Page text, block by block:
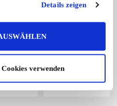
Details zeigen
verwenden
Wer
Sehr seltener